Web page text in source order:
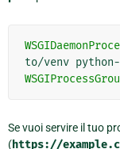
to/venv
Se vuoi servire il tuo
(https://